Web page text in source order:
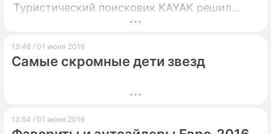
Туристический поисковик KAYAK решил
разобраться, насколько дороже обойдутся
супермаркетами.
13:46 / 01 июня 2016
Самые скромные дети звезд
13:54 / 01 июня 2016